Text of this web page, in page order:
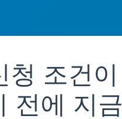
조건이
전에 지금